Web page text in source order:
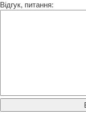
Відгук, питання: